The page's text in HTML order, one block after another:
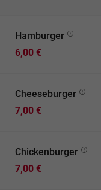
Hamburger
6,00 €
Cheeseburger
7,00 €
Chickenburger
7,00 €